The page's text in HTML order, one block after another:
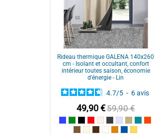
Rideau thermique GALENA 140x260
cm - Isolant et occultant, confort
intérieur toutes saison, économie
d'énergie - Lin
4.7/5 - 6avis
49,90 €59,90 €
BleuVertNoirRouge / Red
LinAnthracite/Dark
PerleEcruBleu
TaupeMasticChocolat
Naturel
Poterie
Pétrole
ocre